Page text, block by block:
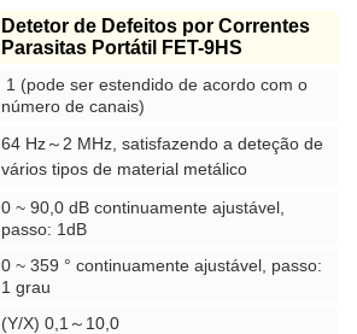
Detetor de Defeitos por Correntes
Parasitas Portátil FET-9HS
1 (pode ser estendido de acordo com o
número de canais)
64 Hz～2 MHz, satisfazendo a deteção de
vários tipos de material metálico
0 ~ 90,0 dB continuamente ajustável,
passo: 1dB
0 ~ 359 ° continuamente ajustável, passo:
1 grau
(Y/X) 0,1～10,0